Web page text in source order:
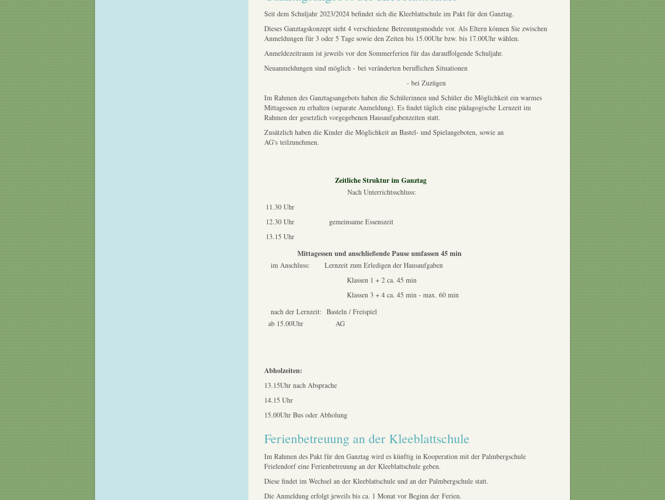
Seit dem Schuljahr 2023/2024 befindet sich die Kleeblattschule im Pakt für den Ganztag.
Dieses Ganztagskonzept sieht 4 verschiedene Betreuungsmodule vor. Als Eltern können Sie zwischen
Anmeldungen für 3 oder 5 Tage sowie den Zeiten bis 15.00Uhr bzw. bis 17.00Uhr wählen.
Anmeldezeitraum ist jeweils vor den Sommerferien für das darauffolgende Schuljahr.
Neuanmeldungen sind möglich - bei veränderten beruflichen Situationen
- bei Zuzügen
Im Rahmen des Ganztagsangebots haben die Schülerinnen und Schüler die Möglichkeit ein warmes
Mittagessen zu erhalten (separate Anmeldung). Es findet täglich eine pädagogische Lernzeit im
Rahmen der gesetzlich vorgegebenen Hausaufgabenzeiten statt.
Zusätzlich haben die Kinder die Möglichkeit an Bastel- und Spielangeboten, sowie an
AG's teilzunehmen.
Zeitliche Struktur im Ganztag
Nach Unterrichtsschluss:
11.30 Uhr
12.30 Uhr gemeinsame Essenszeit
13.15 Uhr
Mittagessen und anschließende Pause umfassen 45 min
im Anschluss: Lernzeit zum Erledigen der Hausaufgaben
Klassen 1 + 2 ca. 45 min
Klassen 3 + 4 ca. 45 min - max. 60 min
nach der Lernzeit: Basteln / Freispiel
ab 15.00Uhr AG
Abholzeiten:
13.15Uhr nach Absprache
14.15 Uhr
15.00Uhr Bus oder Abholung
Ferienbetreuung an der Kleeblattschule
Im Rahmen des Pakt für den Ganztag wird es künftig in Kooperation mit der Palmbergschule
Frielendorf eine Ferienbetreuung an der Kleeblattschule geben.
Diese findet im Wechsel an der Kleeblattschule und an der Palmbergschule statt.
Die Anmeldung erfolgt jeweils bis ca. 1 Monat vor Beginn der Ferien.